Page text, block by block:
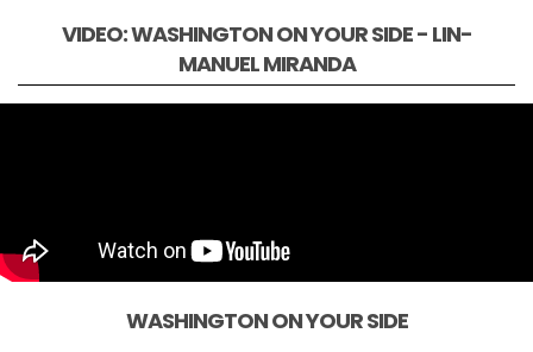
VIDEO: WASHINGTON ON YOUR SIDE - LIN-
MANUEL MIRANDA
WASHINGTON ON YOUR SIDE